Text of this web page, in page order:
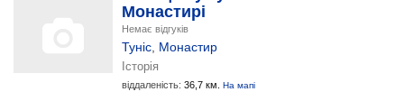
Монастирі
Немає відгуків
Туніс Монастир
Історія
віддаленість: 36,7 км. На мапі